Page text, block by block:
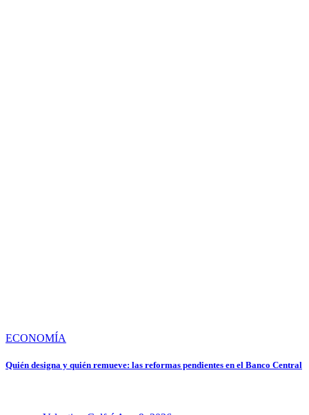
ECONOMÍA
Quién designa y quién remueve: las reformas pendientes en el Banco Central